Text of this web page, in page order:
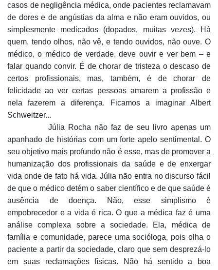
casos de negligência médica, onde pacientes reclamavam
de dores e de angústias da alma e não eram ouvidos, ou
simplesmente medicados (dopados, muitas vezes). Há
quem, tendo olhos, não vê, e tendo ouvidos, não ouve. O
médico, o médico de verdade, deve ouvir e ver bem – e
falar quando convir. É de chorar de tristeza o descaso de
certos profissionais, mas, também, é de chorar de
felicidade ao ver certas pessoas amarem a profissão e
nela fazerem a diferença. Ficamos a imaginar Albert
Schweitzer...
Júlia Rocha não faz de seu livro apenas um
apanhado de histórias com um forte apelo sentimental. O
seu objetivo mais profundo não é esse, mas de promover a
humanização dos profissionais da saúde e de enxergar
vida onde de fato há vida. Júlia não entra no discurso fácil
de que o médico detém o saber científico e de que saúde é
ausência de doença. Não, esse simplismo é
empobrecedor e a vida é rica. O que a médica faz é uma
análise complexa sobre a sociedade. Ela, médica de
família e comunidade, parece uma socióloga, pois olha o
paciente a partir da sociedade, claro que sem desprezá-lo
em suas reclamações físicas. Não há sentido a boa